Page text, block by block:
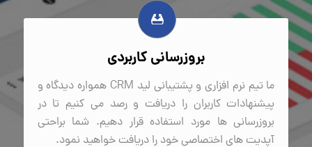
بروزرسانی کاربردی
ما تیم نرم افزاری و پشتیبانی لید CRM همواره دیدگاه و
پیشنهادات کاربران را دریافت و رصد می کنیم تا در
بروزرسانی ها مورد استفاده قرار دهیم. شما براحتی
آپدیت های اختصاصی خود را دریافت خواهید نمود.